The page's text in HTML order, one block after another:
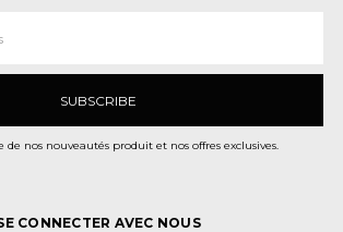
de nos nouveautés produit et nos offres exclusives.
CONNECTER AVEC NOUS